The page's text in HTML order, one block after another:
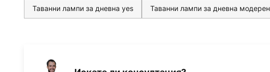
Таванни лампи за дневна yes Таванни лампи за дневна модерен